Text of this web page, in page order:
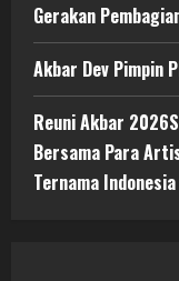
Gerakan
Akbar Dev Pimpin
Reuni Akbar
Bersama Para
Ternama Indonesia